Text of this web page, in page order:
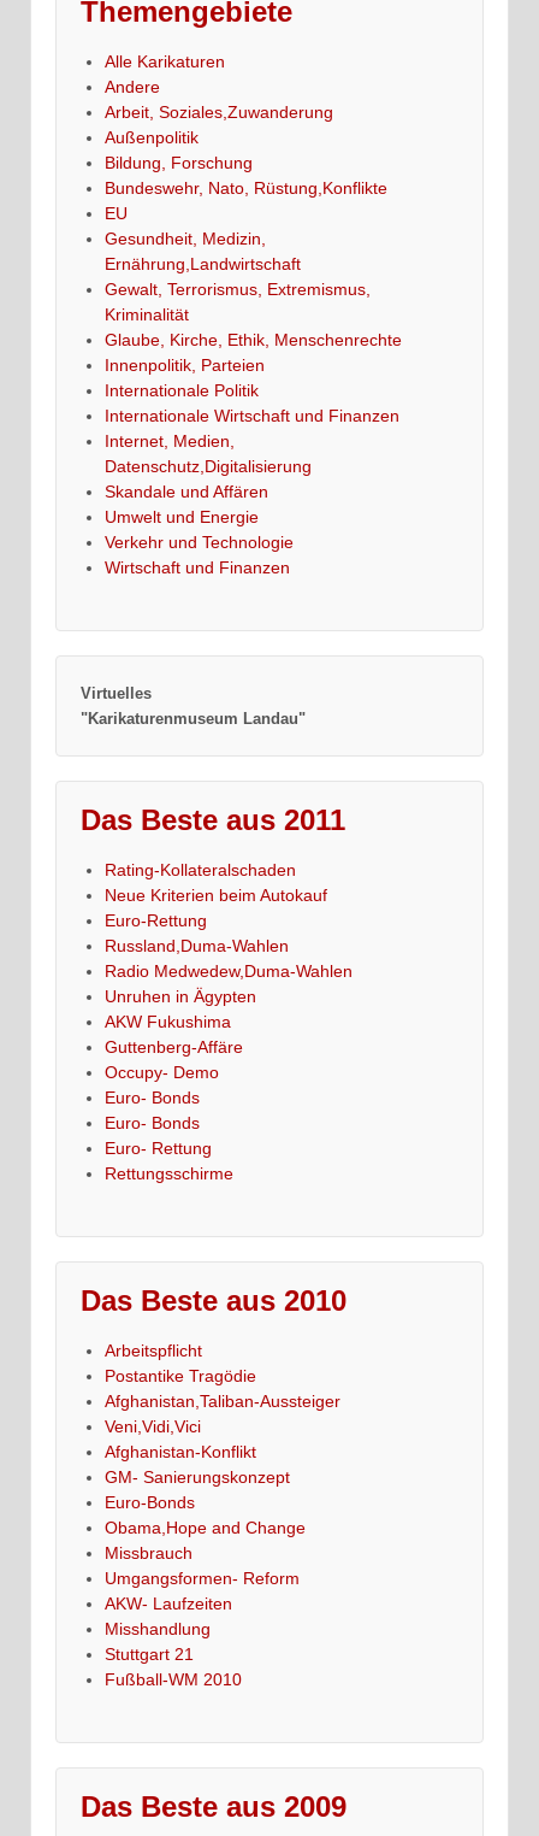
Themengebiete
Alle Karikaturen
Andere
Arbeit, Soziales,Zuwanderung
Außenpolitik
Bildung, Forschung
Bundeswehr, Nato, Rüstung,Konflikte
EU
Gesundheit, Medizin,
Ernährung,Landwirtschaft
Gewalt, Terrorismus, Extremismus,
Kriminalität
Glaube, Kirche, Ethik, Menschenrechte
Innenpolitik, Parteien
Internationale Politik
Internationale Wirtschaft und Finanzen
Internet, Medien,
Datenschutz,Digitalisierung
Skandale und Affären
Umwelt und Energie
Verkehr und Technologie
Wirtschaft und Finanzen
Virtuelles
"Karikaturenmuseum Landau"
Das Beste aus 2011
Rating-Kollateralschaden
Neue Kriterien beim Autokauf
Euro-Rettung
Russland,Duma-Wahlen
Radio Medwedew,Duma-Wahlen
Unruhen in Ägypten
AKW Fukushima
Guttenberg-Affäre
Occupy- Demo
Euro- Bonds
Euro- Bonds
Euro- Rettung
Rettungsschirme
Das Beste aus 2010
Arbeitspflicht
Postantike Tragödie
Afghanistan,Taliban-Aussteiger
Veni,Vidi,Vici
Afghanistan-Konflikt
GM- Sanierungskonzept
Euro-Bonds
Obama,Hope and Change
Missbrauch
Umgangsformen- Reform
AKW- Laufzeiten
Misshandlung
Stuttgart 21
Fußball-WM 2010
Das Beste aus 2009